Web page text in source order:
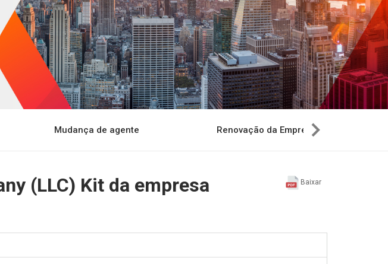
Mudança de agente Renovação da Empresa
Baixar
(LLC) Kit da empresa